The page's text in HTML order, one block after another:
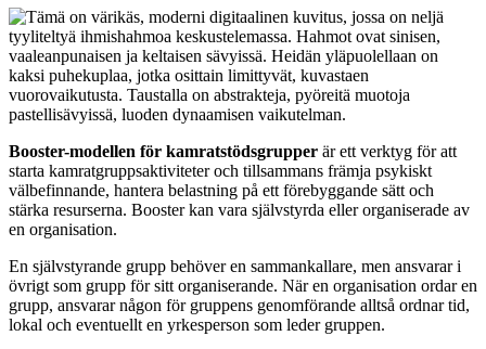
Booster-modellen för kamratstödsgrupper är ett verktyg för att
starta kamratgruppsaktiviteter och tillsammans främja psykiskt
välbefinnande, hantera belastning på ett förebyggande sätt och
stärka resurserna. Booster kan vara självstyrda eller organiserade av
en organisation.
En självstyrande grupp behöver en sammankallare, men ansvarar i
övrigt som grupp för sitt organiserande. När en organisation ordar en
grupp, ansvarar någon för gruppens genomförande alltså ordnar tid,
lokal och eventuellt en yrkesperson som leder gruppen.